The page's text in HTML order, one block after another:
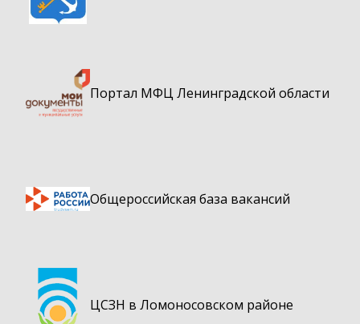
Портал МФЦ Ленинградской области
Общероссийская база вакансий
ЦСЗН в Ломоносовском районе